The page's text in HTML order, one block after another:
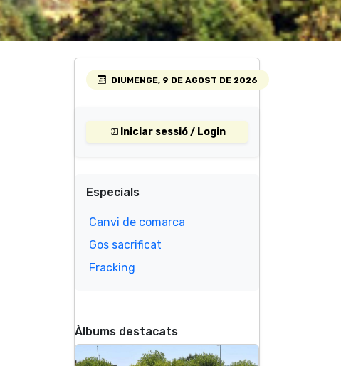
DIUMENGE, 9 DE AGOST DE 2026
Iniciar sessió / Login
Especials
Canvi de comarca
Gos sacrificat
Fracking
Àlbums destacats